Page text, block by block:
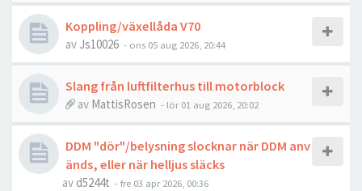
Koppling/växellåda V70
av Js10026 - ons 05 aug 2026, 20:44
Slang från luftfilterhus till motorblock
av MattisRosen - lör 01 aug 2026, 20:02
DDM "dör"/belysning slocknar när DDM anv
änds, eller när helljus släcks
av d5244t - fre 03 apr 2026, 00:36